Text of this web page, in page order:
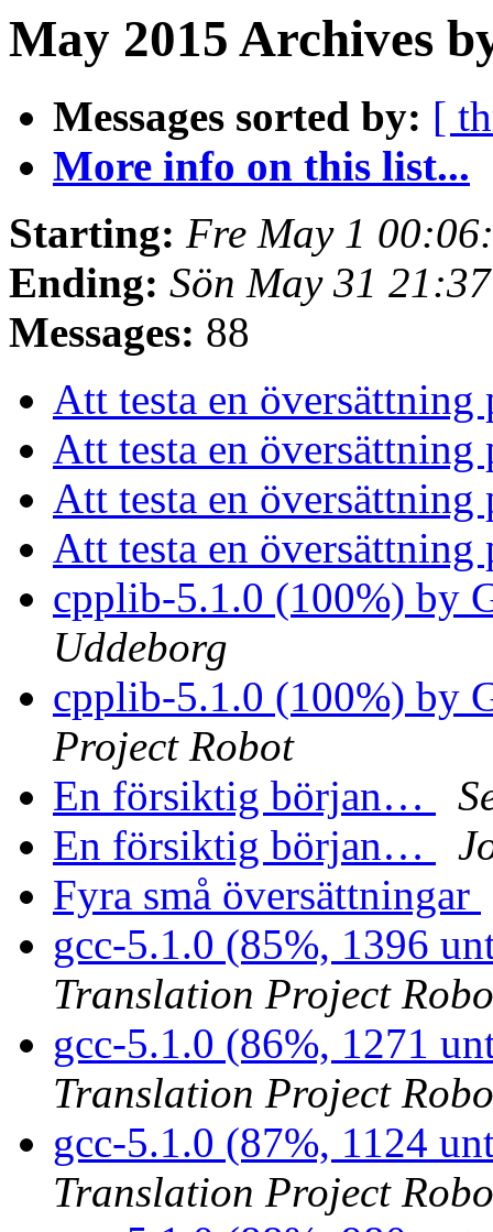
May 2015 Archives
Messages sorted by: [
More info on this list...
Starting: Fre May 1
Ending: Sön May 31
Messages: 88
Att testa en
Att testa en
Att testa en
Att testa en
cpplib-5.1.0 (100%) by
Uddeborg
cpplib-5.1.0 (100%) by
Project Robot
En försiktig början…
En försiktig början…
Fyra små översättningar
gcc-5.1.0 (85%, 1396
Translation Project
gcc-5.1.0 (86%, 1271
Translation Project
gcc-5.1.0 (87%, 1124
Translation Project